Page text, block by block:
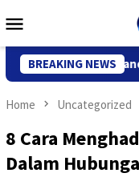
to
Menu
BREAKING NEWS
WN Belanda, Ini
Home Uncategorized
8 Cara
Dalam